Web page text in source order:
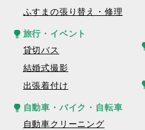
ふすまの張り替え・修理
旅行・イベント
貸切バス
結婚式撮影
出張着付け
自動車・バイク・自転車
自動車クリーニング